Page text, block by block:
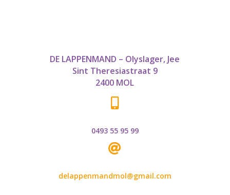
DE LAPPENMAND – Olyslager, Jee
Sint Theresiastraat 9
2400 MOL

0493 55 95 99

delappenmandmol@gmail.com